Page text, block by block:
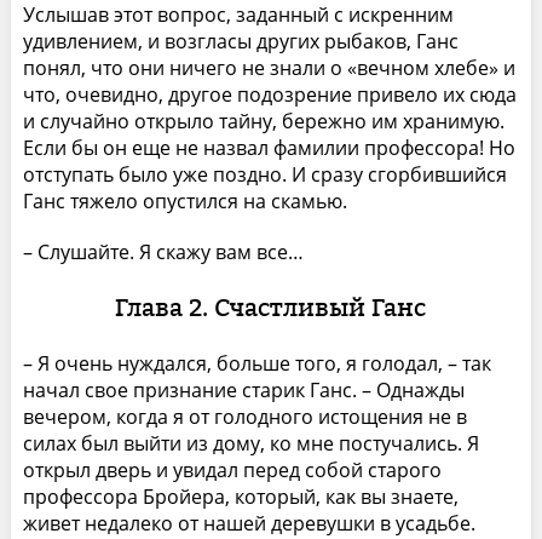
Услышав этот вопрос, заданный с искренним
удивлением, и возгласы других рыбаков, Ганс
понял, что они ничего не знали о «вечном хлебе» и
что, очевидно, другое подозрение привело их сюда
и случайно открыло тайну, бережно им хранимую.
Если бы он еще не назвал фамилии профессора! Но
отступать было уже поздно. И сразу сгорбившийся
Ганс тяжело опустился на скамью.
– Слушайте. Я скажу вам все…
Глава 2. Счастливый Ганс
– Я очень нуждался, больше того, я голодал, – так
начал свое признание старик Ганс. – Однажды
вечером, когда я от голодного истощения не в
силах был выйти из дому, ко мне постучались. Я
открыл дверь и увидал перед собой старого
профессора Бройера, который, как вы знаете,
живет недалеко от нашей деревушки в усадьбе.